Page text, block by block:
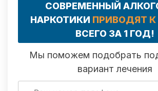
СОВРЕМЕННЫЙ
НАРКОТИКИ ПРИВОДЯТ
ВСЕГО ЗА 1 ГОД!
Мы поможем подобрать
вариант лечения